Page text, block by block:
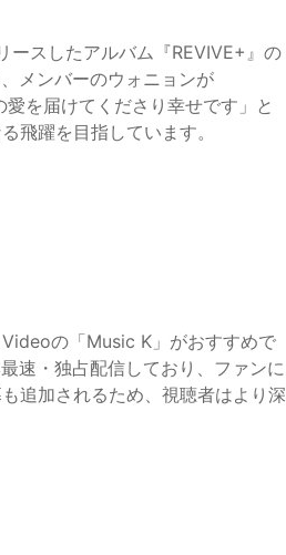
ースしたアルバム『REVIVE+』の
メンバーのウォニョンが
を届けてくださり幸せです」と
飛躍を目指しています。
の「Music K」がおすすめで
速・独占配信しており、ファンに
追加されるため、視聴者はより深